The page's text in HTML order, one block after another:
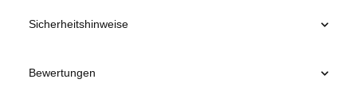
Sicherheitshinweise
Bewertungen